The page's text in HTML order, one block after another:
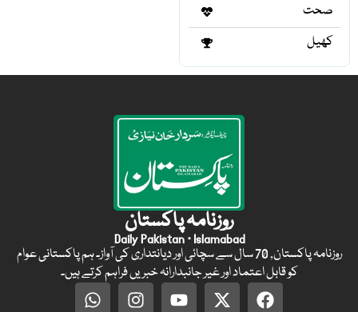
صحت
کھیل
روزنامہ پاکستان
Daily Pakistan · Islamabad
روزنامہ پاکستان, 70 سال سے سچائی اور دیانتداری کی آواز۔ ہم پاکستانی عوام
کو قابل اعتماد اور غیر جانبدارانہ خبریں فراہم کرتے ہیں۔